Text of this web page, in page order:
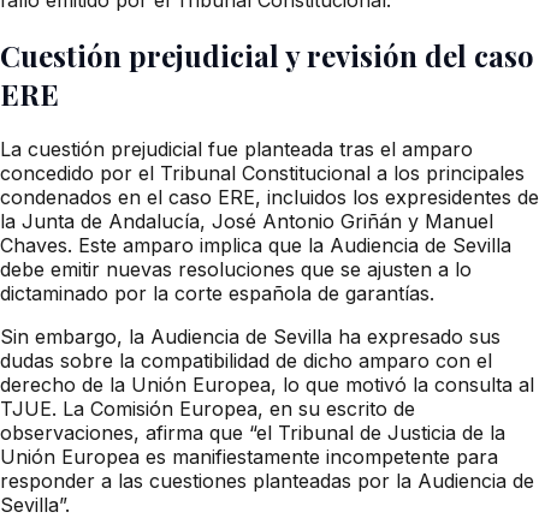
Cuestión prejudicial y revisión del caso
ERE
La cuestión prejudicial fue planteada tras el amparo
concedido por el Tribunal Constitucional a los principales
condenados en el caso ERE, incluidos los expresidentes de
la Junta de Andalucía, José Antonio Griñán y Manuel
Chaves. Este amparo implica que la Audiencia de Sevilla
debe emitir nuevas resoluciones que se ajusten a lo
dictaminado por la corte española de garantías.
Sin embargo, la Audiencia de Sevilla ha expresado sus
dudas sobre la compatibilidad de dicho amparo con el
derecho de la Unión Europea, lo que motivó la consulta al
TJUE. La Comisión Europea, en su escrito de
observaciones, afirma que “el Tribunal de Justicia de la
Unión Europea es manifiestamente incompetente para
responder a las cuestiones planteadas por la Audiencia de
Sevilla”.